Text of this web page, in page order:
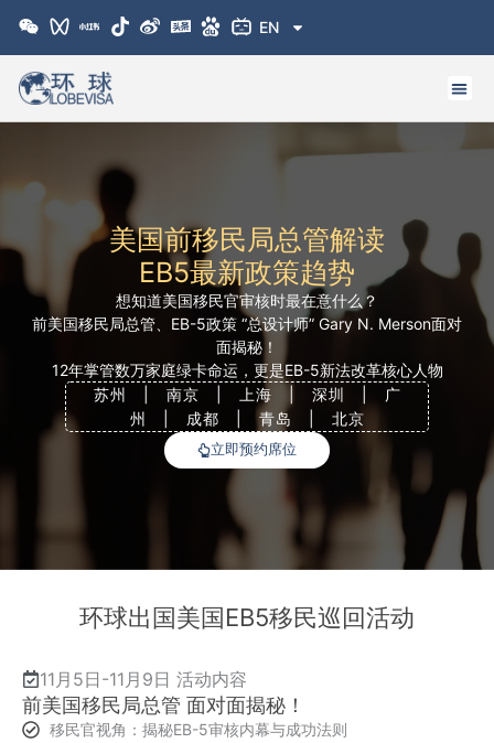
EN
美国前移民局总管解读
EB5最新政策趋势
想知道美国移民官审核时最在意什么？
前美国移民局总管、EB-5政策 “总设计师” Gary N. Merson面对
面揭秘！
12年掌管数万家庭绿卡命运，更是EB-5新法改革核心人物
苏州 | 南京 | 上海 | 深圳 | 广
州 | 成都 | 青岛 | 北京
立即预约席位
环球出国美国EB5移民巡回活动
11月5日-11月9日 活动内容
前美国移民局总管 面对面揭秘！
移民官视角：揭秘EB-5审核内幕与成功法则